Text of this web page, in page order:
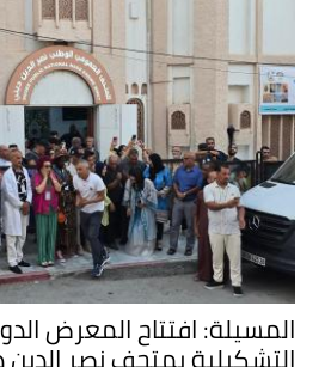
المسيلة: افتتاح المعرض